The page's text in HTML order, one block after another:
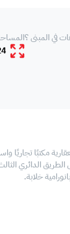
في المبنى ؟
مكتبًا تجاريًا
الطريق الدائري
خلابة.